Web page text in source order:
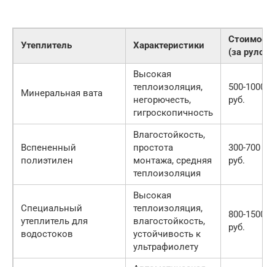
Утеплитель Характеристики
(за рулон)
Минеральная вата
Высокая
теплоизоляция,
негорючесть,
гигроскопичность
500-1000
руб.
Вспененный
полиэтилен
Влагостойкость,
простота
монтажа, средняя
теплоизоляция
300-700
руб.
Специальный
утеплитель для
водостоков
Высокая
теплоизоляция,
влагостойкость,
устойчивость к
ультрафиолету
800-1500
руб.